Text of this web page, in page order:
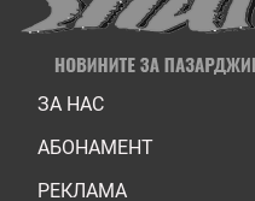
ЗА НАС
АБОНАМЕНТ
РЕКЛАМА